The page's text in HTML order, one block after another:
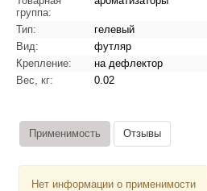
группа:
Тип:
гелевый
Вид:
футляр
Крепление:
на дефлектор
Вес, кг:
0.02
Применимость Отзывы
Нет информации о применимости